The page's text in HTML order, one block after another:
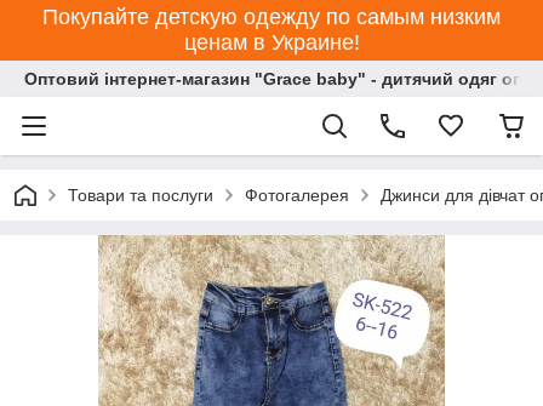
Покупайте детскую одежду по самым низким
ценам в Украине!
Оптовий інтернет-магазин "Grace baby" - дитячий одяг
Товари та послуги Фотогалерея Джинси для дівчат